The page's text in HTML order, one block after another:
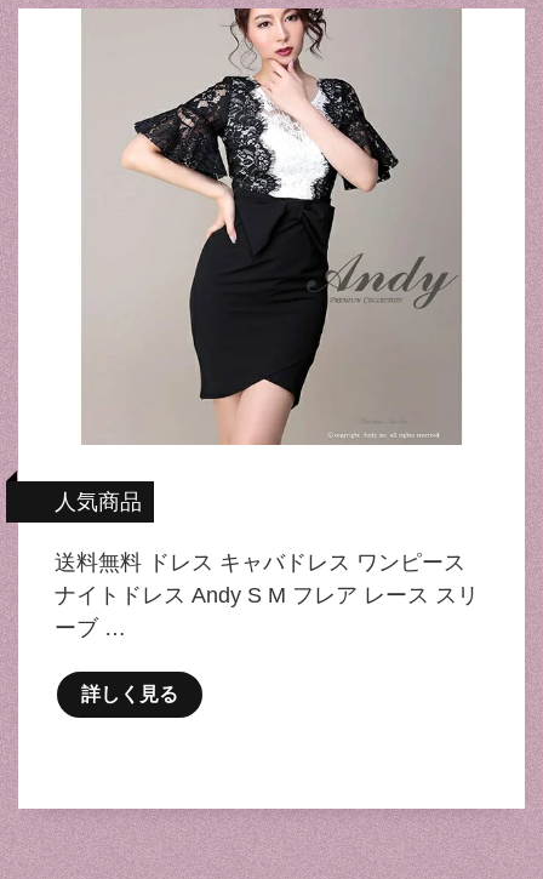
人気商品
送料無料 ドレス キャバドレス ワンピース
ナイトドレス Andy S M フレア レース スリ
ーブ …
詳しく見る